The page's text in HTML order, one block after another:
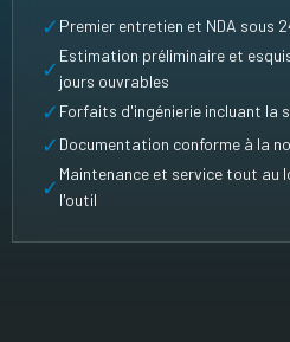
✓ Premier entretien et NDA sous
✓
Estimation préliminaire et
jours ouvrables
✓ Forfaits d'ingénierie incluant la
✓ Documentation conforme à la
✓
Maintenance et service tout au
l'outil